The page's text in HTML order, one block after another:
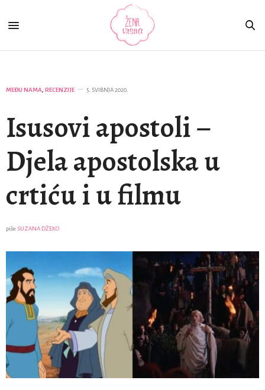
MEĐU NAMA, RECENZIJE 5. SVIBNJA 2020.
Isusovi apostoli –
Djela apostolska u
crtiću i u filmu
piše SUZANA DŽEKO